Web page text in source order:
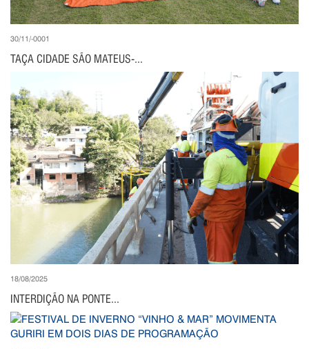
30/11/-0001
TAÇA CIDADE SÃO MATEUS-...
18/08/2025
INTERDIÇÃO NA PONTE...